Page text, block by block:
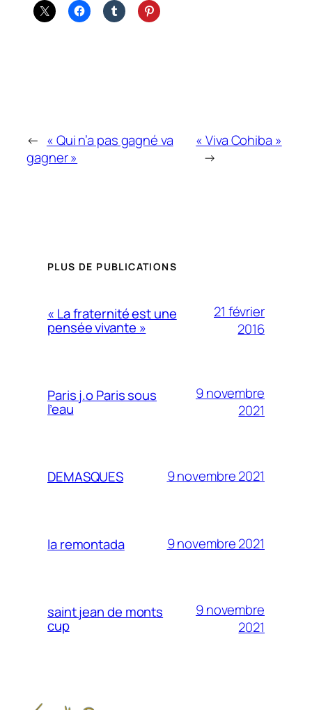
← « Qui n’a pas gagné va
gagner »
« Viva Cohiba »
→
PLUS DE PUBLICATIONS
« La fraternité est une
pensée vivante »
21 février
2016
Paris j.o Paris sous
l’eau
9 novembre
2021
DEMASQUES 9 novembre 2021
la remontada 9 novembre 2021
saint jean de monts
cup
9 novembre
2021